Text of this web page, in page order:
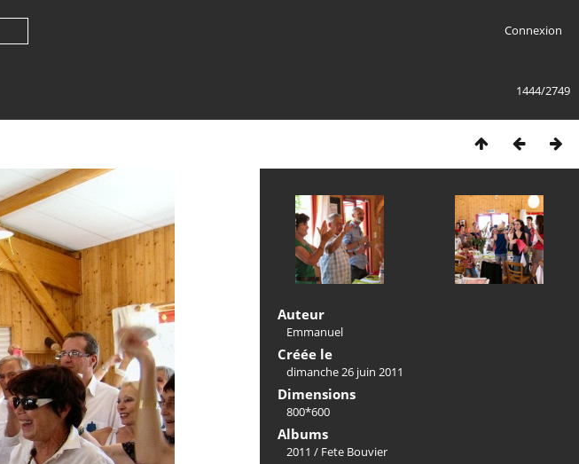
Connexion
1444/2749
Auteur
Emmanuel
Créée le
dimanche 26 juin 2011
Dimensions
800*600
Albums
2011 / Fete Bouvier